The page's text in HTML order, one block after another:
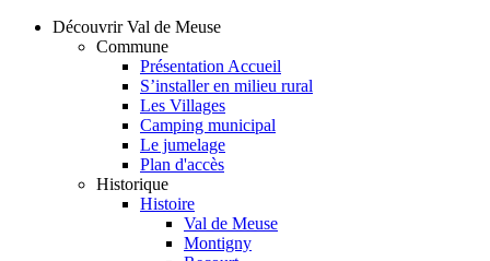
Découvrir Val de Meuse
Commune
Présentation Accueil
S’installer en milieu rural
Les Villages
Camping municipal
Le jumelage
Plan d'accès
Historique
Histoire
Val de Meuse
Montigny